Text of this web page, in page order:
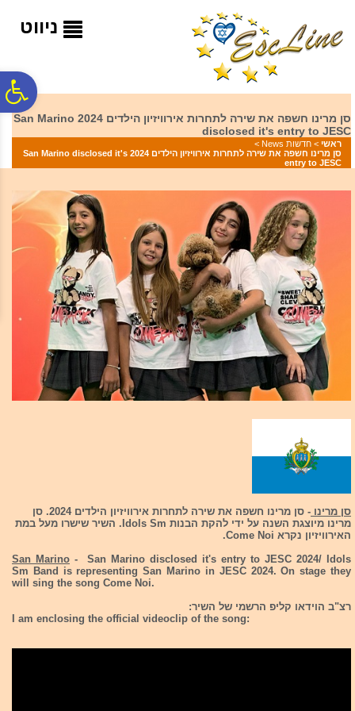
המרכזי
ניווט
סן מרינו חשפה את שירה לתחרות אירוויזיון הילדים 2024 San Marino
disclosed it's entry to JESC
ראשי > חדשות News
>
סן מרינו חשפה את שירה לתחרות אירוויזיון הילדים 2024 San Marino disclosed it's
entry to JESC
סן מרינו
- סן מרינו חשפה את שירה לתחרות אירוויזיון הילדים 2024. סן
מרינו מיוצגת השנה על ידי להקת הבנות Idols Sm. השיר שישרו מעל במת
האירוויזיון נקרא Come Noi.
San Marino - San Marino disclosed it's entry to JESC 2024/ Idols
Sm Band is representing San Marino in JESC 2024. On stage they
will sing the song Come Noi.
רצ"ב הוידאו קליפ הרשמי של השיר:
I am enclosing the official videoclip of the song: